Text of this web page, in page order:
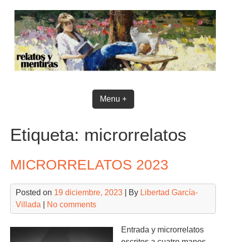
content
Menu +
Etiqueta: microrrelatos
MICRORRELATOS 2023
Posted on 19 diciembre, 2023 | By Libertad García-
Villada
No comments
Entrada y microrrelatos